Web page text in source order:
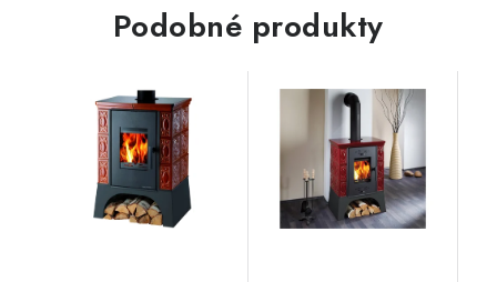
ohnisko vždy čisté.
Podobné produkty